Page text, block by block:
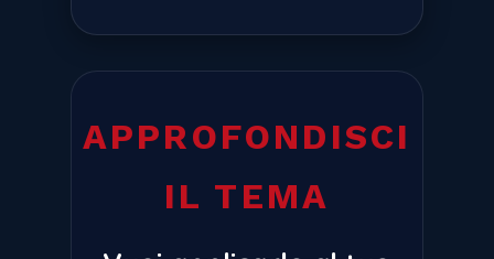
APPROFONDISCI
IL TEMA